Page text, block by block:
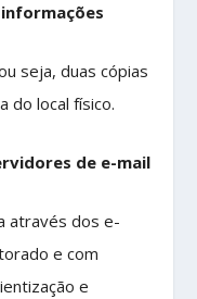
seja, duas cópias
do local físico.
de e-mail
através dos e-
e com
e